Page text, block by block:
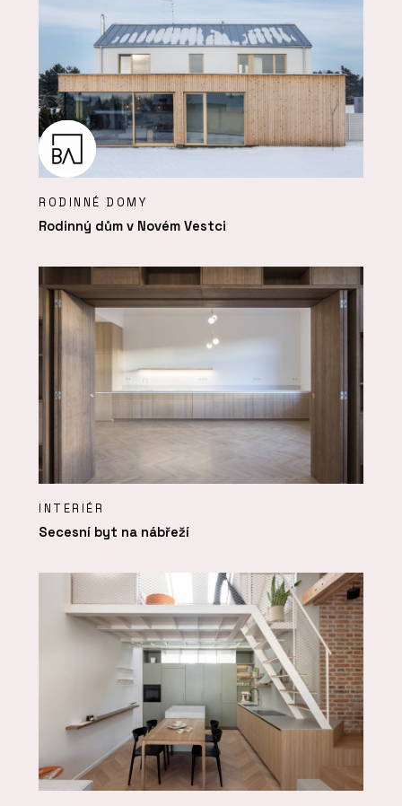
RODINNÉ DOMY
Rodinný dům v Novém Vestci
INTERIÉR
Secesní byt na nábřeží